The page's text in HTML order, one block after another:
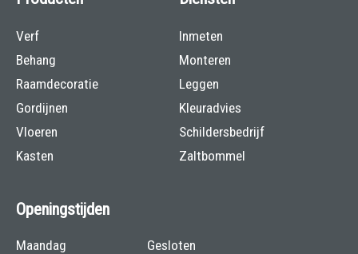
Verf
Behang
Raamdecoratie
Gordijnen
Vloeren
Kasten
Inmeten
Monteren
Leggen
Kleuradvies
Schildersbedrijf
Zaltbommel
Openingstijden
Maandag
Gesloten